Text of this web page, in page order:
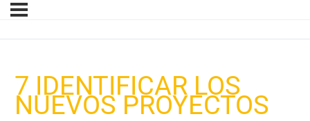
7 IDENTIFICAR LOS
NUEVOS PROYECTOS